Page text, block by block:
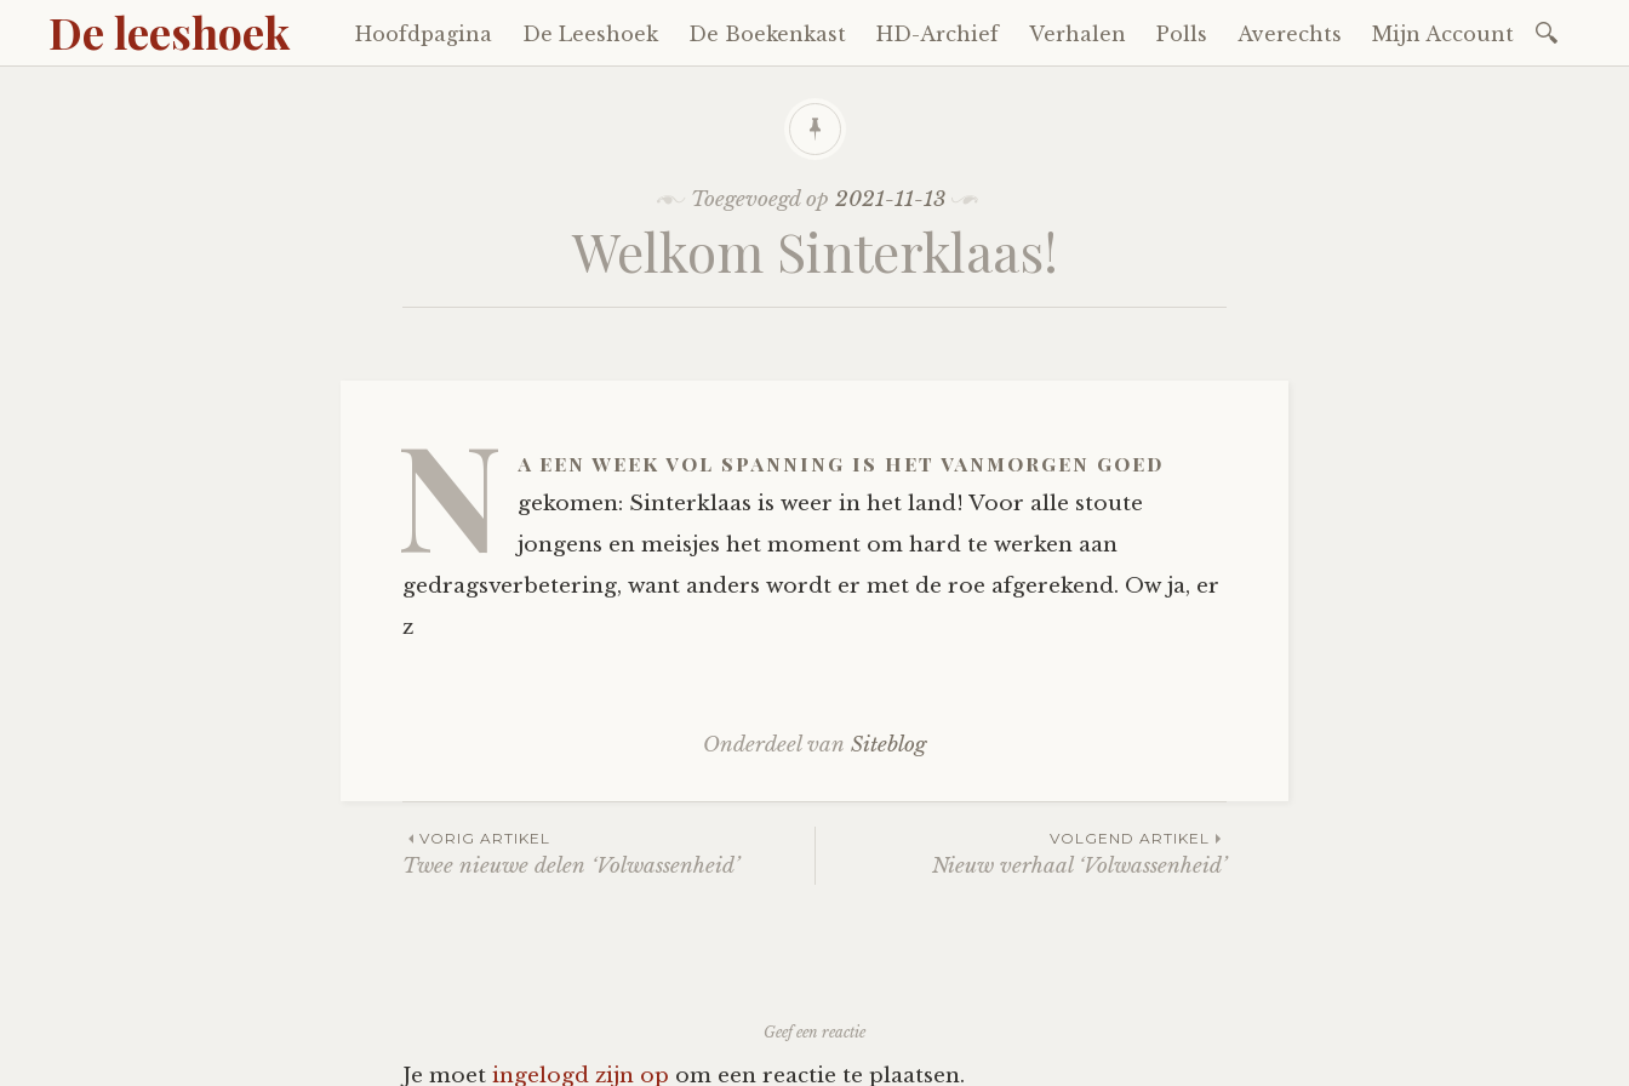
De leeshoek
Skip
to
Hoofdpagina De Leeshoek De Boekenkast HD-Archief Verhalen Polls Averechts Mijn Account
Toegevoegd op2021-11-13
Welkom Sinterklaas!
N a een week vol spanning is het vanmorgen goed
gekomen: Sinterklaas is weer in het land! Voor alle stoute
jongens en meisjes het moment om hard te werken aan
gedragsverbetering, want anders wordt er met de roe afgerekend. Ow ja, er
z
Onderdeel van Siteblog
Post
VORIG ARTIKEL
Twee nieuwe delen ‘Volwassenheid’
VOLGEND ARTIKEL
Nieuw verhaal ‘Volwassenheid’
Geef een reactie
Je moet ingelogd zijn op om een reactie te plaatsen.